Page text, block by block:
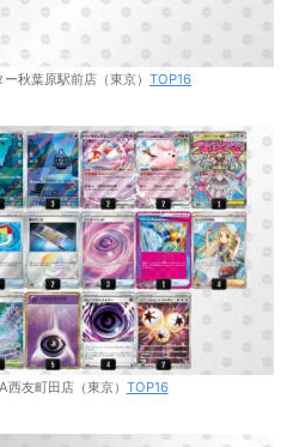
秋葉原駅前店（東京） TOP16
友町田店（東京） TOP16